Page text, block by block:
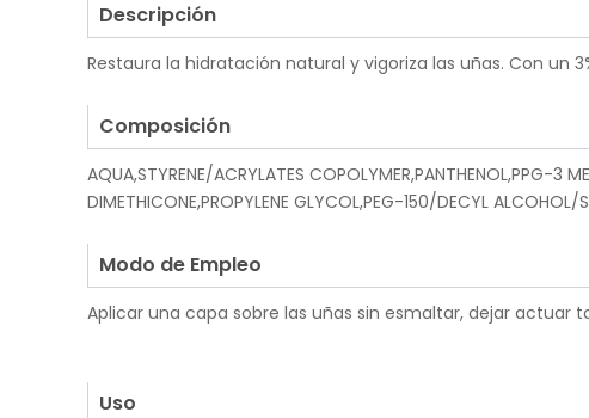
Descripción
Restaura la hidratación natural y vigoriza las uñas. Con un
Composición
AQUA,STYRENE/ACRYLATES COPOLYMER,PANTHENOL,PPG-3
DIMETHICONE,PROPYLENE GLYCOL,PEG-150/DECYL
Modo de Empleo
Aplicar una capa sobre las uñas sin esmaltar, dejar actuar
Uso